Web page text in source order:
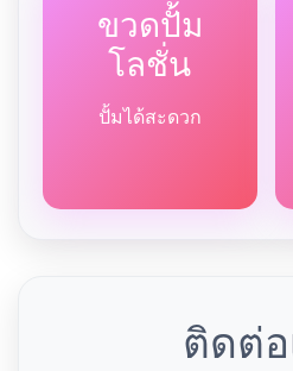
ขวดปั้ม
โลชั่น
ปั้มได้สะดวก
ติดต่อ